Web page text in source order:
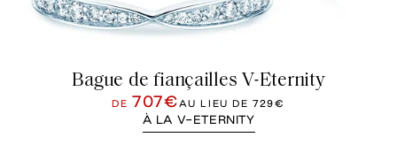
Bague de fiançailles V-Eternity
DE 707€AU LIEU DE729€
À LA V-ETERNITY